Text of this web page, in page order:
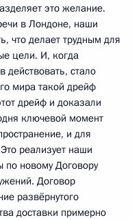
это желание.
в Лондоне, наши
что делает трудным для
цели. И, когда
действовать, стало
мира такой дрейф
дрейф и доказали
ключевой момент
и для
реализует наши
новому Договору
Договор
развёрнутого
доставки примерно